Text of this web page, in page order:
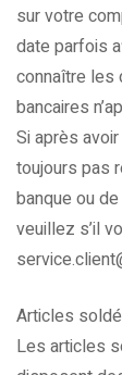
sur votre
date parfois
connaître les
bancaires
Si après
toujours pas
banque ou
veuillez s’il
Articles
Les articles